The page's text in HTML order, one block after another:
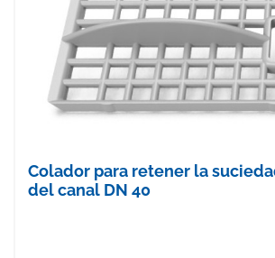
Colador para retener la
del canal DN 40